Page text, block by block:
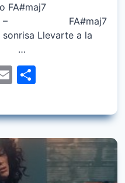
FA#maj7
– FA#maj7
Llevarte a la
…
Email